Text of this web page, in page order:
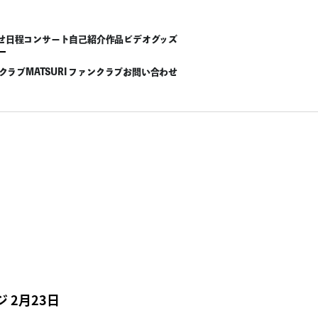
日程コンサート自己紹介作品ビデオグッズ
ラブMATSURI ファンクラブお問い合わせ
2月23日